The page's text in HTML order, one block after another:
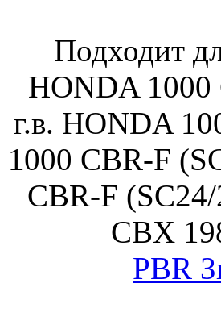
Подходит
HONDA 1000
г.в. HONDA
1000 CBR-F
CBR-F
CBX
PBR